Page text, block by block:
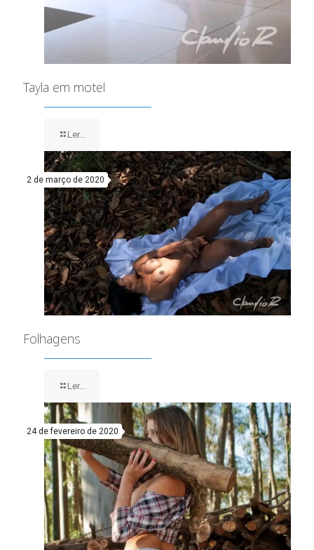
Tayla em motel
Ler...
2 de março de 2020
Folhagens
Ler...
24 de fevereiro de 2020